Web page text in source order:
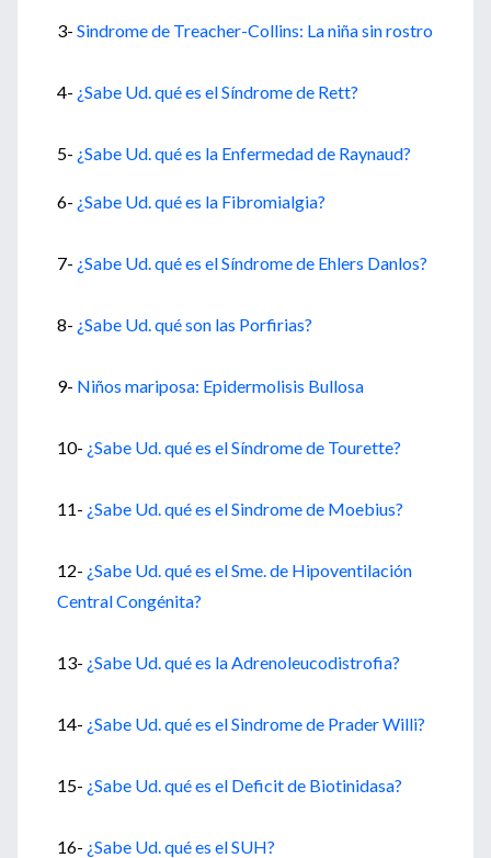
3- Sindrome de Treacher-Collins: La niña sin rostro
4- ¿Sabe Ud. qué es el Síndrome de Rett?
5- ¿Sabe Ud. qué es la Enfermedad de Raynaud?
6- ¿Sabe Ud. qué es la Fibromialgia?
7- ¿Sabe Ud. qué es el Síndrome de Ehlers Danlos?
8- ¿Sabe Ud. qué son las Porfirias?
9- Niños mariposa: Epidermolisis Bullosa
10- ¿Sabe Ud. qué es el Síndrome de Tourette?
11- ¿Sabe Ud. qué es el Sindrome de Moebius?
12- ¿Sabe Ud. qué es el Sme. de Hipoventilación
Central Congénita?
13- ¿Sabe Ud. qué es la Adrenoleucodistrofia?
14- ¿Sabe Ud. qué es el Sindrome de Prader Willi?
15- ¿Sabe Ud. qué es el Deficit de Biotinidasa?
16- ¿Sabe Ud. qué es el SUH?